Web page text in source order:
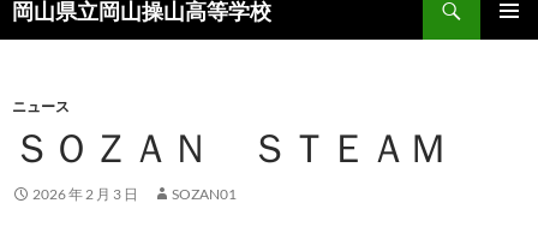
ス
プ
岡山県立岡山操山高等学校
索
ニュース
ＳＯＺＡＮ ＳＴＥＡＭ
2026 年 2 月 3 日 SOZAN01